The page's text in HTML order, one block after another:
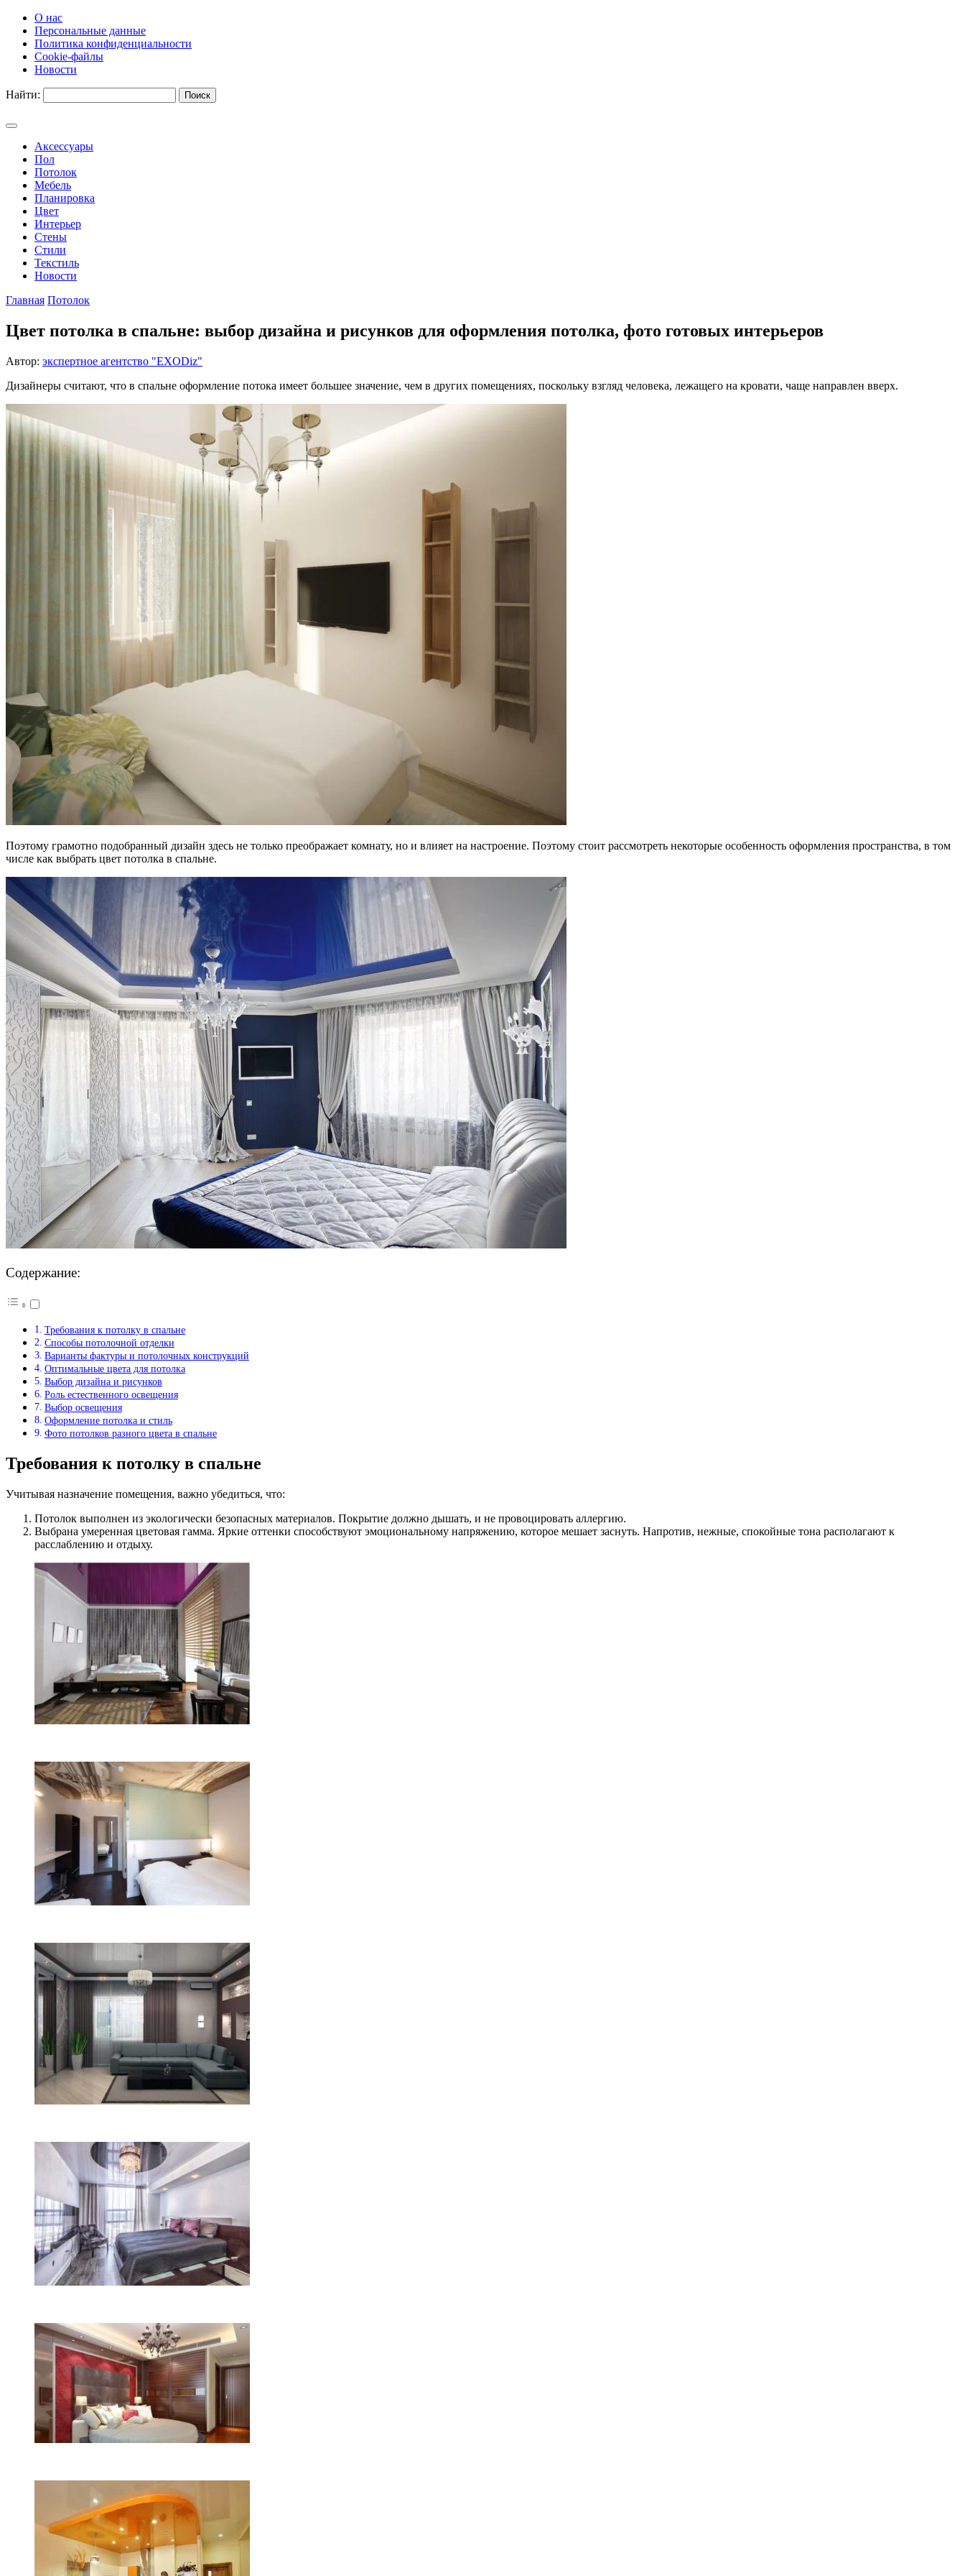
О нас
Персональные данные
Политика конфиденциальности
Cookie-файлы
Новости
Найти:
Аксессуары
Пол
Потолок
Мебель
Планировка
Цвет
Интерьер
Стены
Стили
Текстиль
Новости
Главная Потолок
Цвет потолка в спальне: выбор дизайна и рисунков для оформления потолка, фото готовых интерьеров
Автор: экспертное агентство "EXODiz"
Дизайнеры считают, что в спальне оформление потока имеет большее значение, чем в других помещениях, поскольку взгляд человека, лежащего на кровати, чаще направлен вверх.
Поэтому грамотно подобранный дизайн здесь не только преображает комнату, но и влияет на настроение. Поэтому стоит рассмотреть некоторые особенность оформления пространства, в том
числе как выбрать цвет потолка в спальне.
Содержание:
Требования к потолку в спальне
Способы потолочной отделки
Варианты фактуры и потолочных конструкций
Оптимальные цвета для потолка
Выбор дизайна и рисунков
Роль естественного освещения
Выбор освещения
Оформление потолка и стиль
Фото потолков разного цвета в спальне
Требования к потолку в спальне
Учитывая назначение помещения, важно убедиться, что:
Потолок выполнен из экологически безопасных материалов. Покрытие должно дышать, и не провоцировать аллергию.
Выбрана умеренная цветовая гамма. Яркие оттенки способствуют эмоциональному напряжению, которое мешает заснуть. Напротив, нежные, спокойные тона располагают к
расслаблению и отдыху.